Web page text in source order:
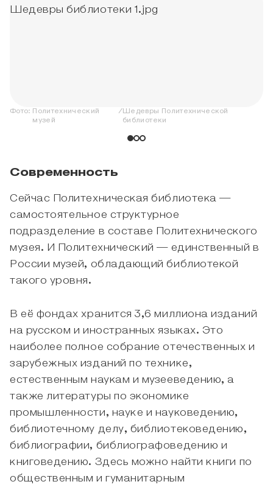
Фото: Политехнический
музей
/Шедевры Политехнической
библиотеки
Современность
Сейчас Политехническая библиотека —
самостоятельное структурное
подразделение в составе Политехнического
музея. И Политехнический — единственный в
России музей, обладающий библиотекой
такого уровня.
В её фондах хранится 3,6 миллиона изданий
на русском и иностранных языках. Это
наиболее полное собрание отечественных и
зарубежных изданий по технике,
естественным наукам и музееведению, а
также литературы по экономике
промышленности, науке и науковедению,
библиотечному делу, библиотековедению,
библиографии, библиографоведению и
книговедению. Здесь можно найти книги по
общественным и гуманитарным